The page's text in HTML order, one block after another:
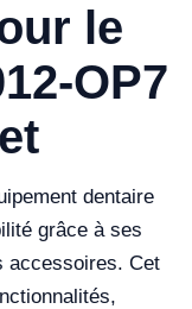
le
OP7
dentaire
grâce à ses
accessoires. Cet